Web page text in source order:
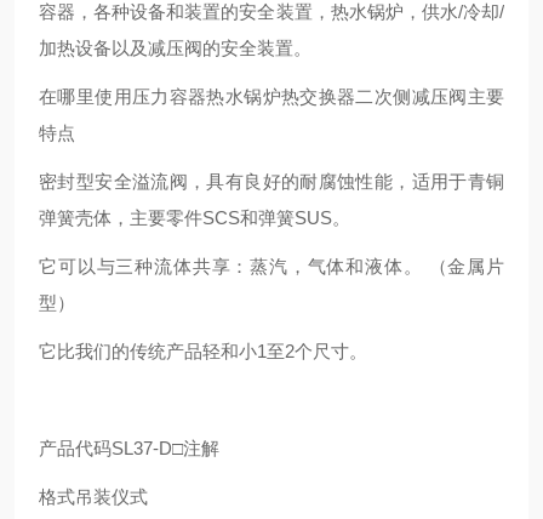
容器，各种设备和装置的安全装置，热水锅炉，供水/冷却/
加热设备以及减压阀的安全装置。
在哪里使用压力容器热水锅炉热交换器二次侧减压阀主要
特点
密封型安全溢流阀，具有良好的耐腐蚀性能，适用于青铜
弹簧壳体，主要零件SCS和弹簧SUS。
它可以与三种流体共享：蒸汽，气体和液体。 （金属片
型）
它比我们的传统产品轻和小1至2个尺寸。
产品代码SL37-D□注解
格式吊装仪式